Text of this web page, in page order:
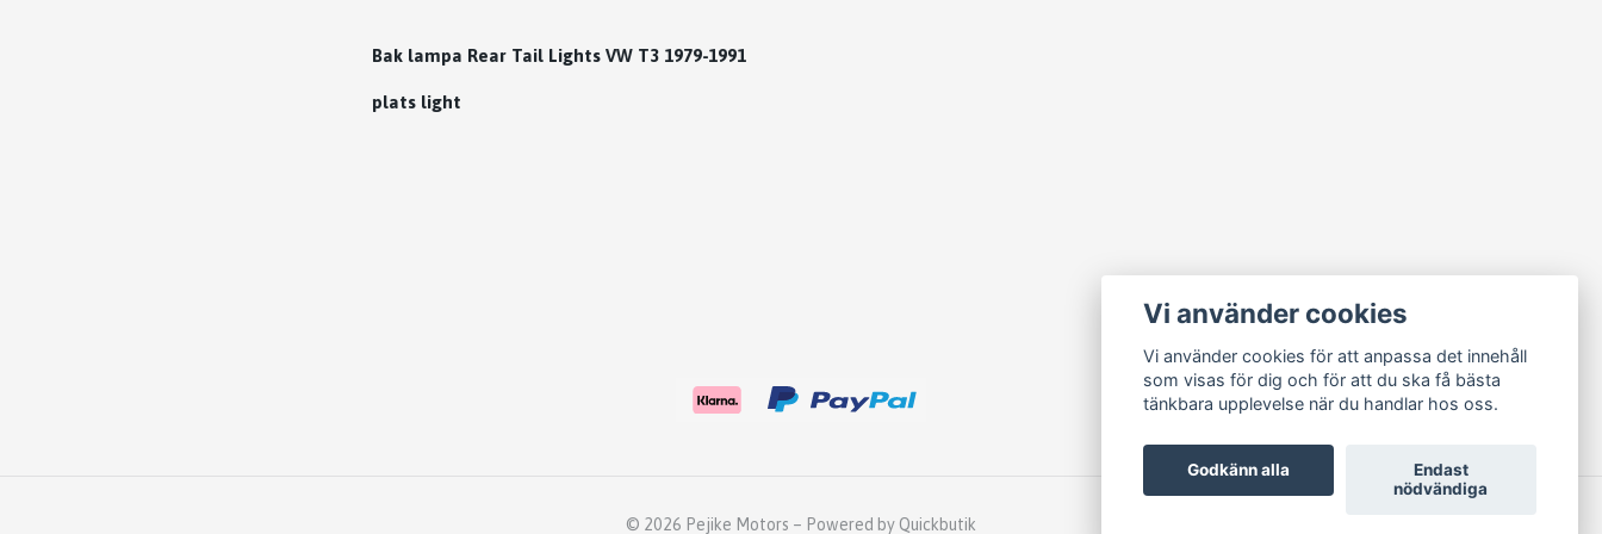
Bak lampa Rear Tail Lights VW T3 1979-1991
plats light
© 2026 Pejike Motors – Powered by Quickbutik
Vi använder cookies
Vi använder cookies för att anpassa det innehåll
som visas för dig och för att du ska få bästa
tänkbara upplevelse när du handlar hos oss.
Godkänn alla
Endast
nödvändiga